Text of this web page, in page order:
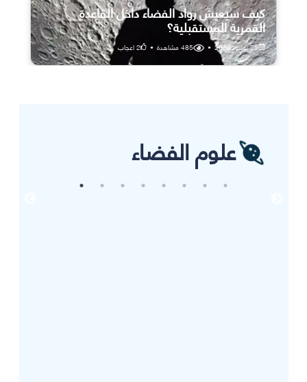
كيف سيعيش رواد الفضاء داخل القاعدة
القمرية المستقبلية؟
25 يوليو، 2026 •
485مشاهدة •
2اعجاب
علوم الفضاء